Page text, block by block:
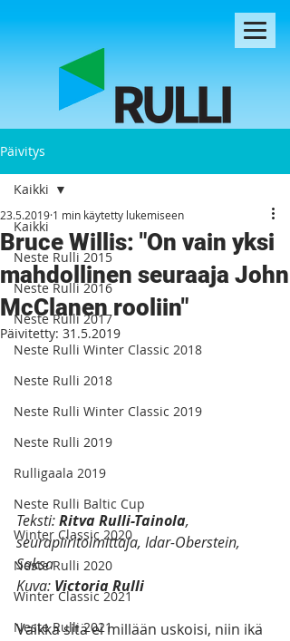
Päivitys
Kaikki
Neste Rulli 2015
Neste Rulli 2016
Neste Rulli 2017
Neste Rulli Winter Classic 2018
Neste Rulli 2018
Neste Rulli Winter Classic 2019
Neste Rulli 2019
Rulligaala 2019
Neste Rulli Baltic Cup
Winter Classic 2020
Neste Rulli 2020
Winter Classic 2021
Neste Rulli 2021
Kaikki
Bruce Willis: "On vain yksi
mahdollinen seuraaja John
McClanen rooliin"
23.5.2019 1 min käytetty lukemiseen
Päivitetty: 31.5.2019
Teksti: Ritva Rulli-Tainola,
seurapiiritoimittaja, Idar-Oberstein,
Saksa
Kuva: Victoria Rulli
Vaikka sitä ei millään uskoisi, niin ikä